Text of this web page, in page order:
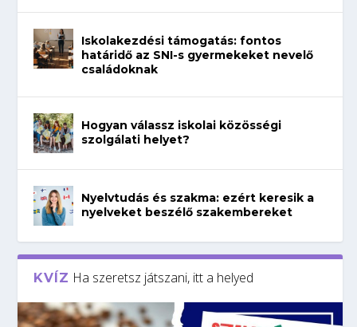
Iskolakezdési támogatás: fontos
határidő az SNI-s gyermekeket nevelő
családoknak
Hogyan válassz iskolai közösségi
szolgálati helyet?
Nyelvtudás és szakma: ezért keresik a
nyelveket beszélő szakembereket
KVÍZ Ha szeretsz játszani, itt a helyed